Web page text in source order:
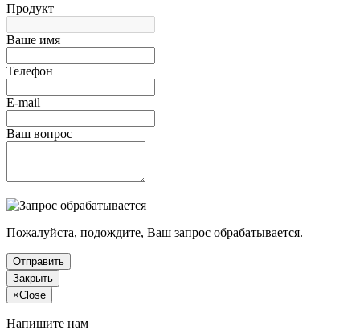
Продукт
Ваше имя
Телефон
E-mail
Ваш вопрос
Пожалуйста, подождите, Ваш запрос обрабатывается.
Отправить
Закрыть
×Close
Напишите нам